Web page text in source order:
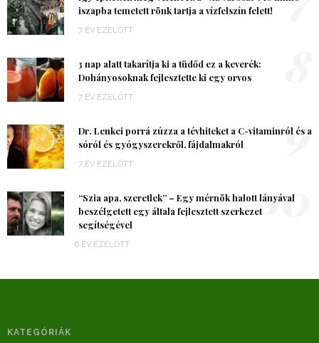
iszapba temetett rönk tartja a vízfelszín felett!
7 ÉV EZELŐTT
3 nap alatt takarítja ki a tüdőd ez a keverék:
Dohányosoknak fejlesztette ki egy orvos
7 ÉV EZELŐTT
Dr. Lenkei porrá zúzza a tévhiteket a C-vitaminról és a
sóról és gyógyszerekről, fájdalmakról
7 ÉV EZELŐTT
9
“Szia apa, szeretlek” – Egy mérnök halott lányával
beszélgetett egy általa fejlesztett szerkezet
segítségével
6 ÉV EZELŐTT
10
KATEGÓRIÁK